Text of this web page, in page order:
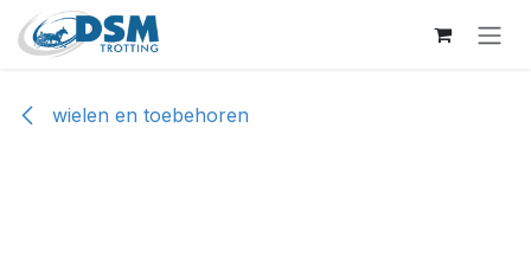
Overslaan naar inhoud
wielen en toebehoren